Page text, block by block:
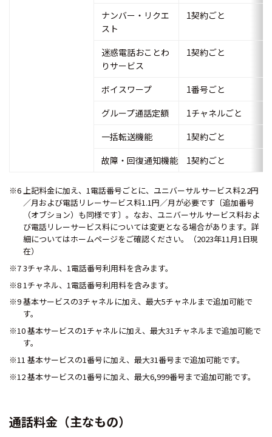
ナンバー・リクエ
スト
1契約ごと
迷惑電話おことわ
りサービス
1契約ごと
ボイスワープ 1番号ごと
グループ通話定額
1チャネルごと
一括転送機能
1契約ごと
故障・回復通知機能
1契約ごと
※6 上記料金に加え、1電話番号ごとに、ユニバーサルサービス料2.2円
／月および電話リレーサービス料1.1円／月が必要です〔追加番号
（オブション）も同様です〕。なお、ユニバーサルサービス料およ
び電話リレーサービス料については変更となる場合があります。詳
細についてはホームページをご確認ください。（2023年11月1日現
在）
※7 3チャネル、1電話番号利用料を含みます。
※8 1チャネル、1電話番号利用料を含みます。
※9 基本サービスの3チャネルに加え、最大5チャネルまで追加可能で
す。
※10 基本サービスの1チャネルに加え、最大31チャネルまで追加可能で
す。
※11 基本サービスの1番号に加え、最大31番号まで追加可能です。
※12 基本サービスの1番号に加え、最大6,999番号まで追加可能です。
通話料金（主なもの）